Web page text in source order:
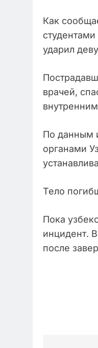
Как
ударил
врачей,
По данным
органами
Тело
Пока
инцидент.
после